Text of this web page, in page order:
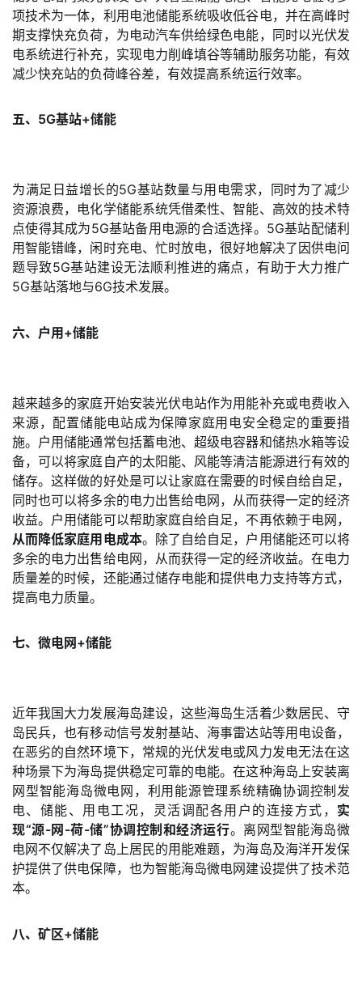
项技术为一体，利用电池储能系统吸收低谷电，并在高峰时
期支撑快充负荷，为电动汽车供给绿色电能，同时以光伏发
电系统进行补充，实现电力削峰填谷等辅助服务功能，有效
减少快充站的负荷峰谷差，有效提高系统运行效率。
五、5G基站+储能
为满足日益增长的5G基站数量与用电需求，同时为了减少
资源浪费，电化学储能系统凭借柔性、智能、高效的技术特
点使得其成为5G基站备用电源的合适选择。5G基站配储利
用智能错峰，闲时充电、忙时放电，很好地解决了因供电问
题导致5G基站建设无法顺利推进的痛点，有助于大力推广
5G基站落地与6G技术发展。
六、户用+储能
越来越多的家庭开始安装光伏电站作为用能补充或电费收入
来源，配置储能电站成为保障家庭用电安全稳定的重要措
施。户用储能通常包括蓄电池、超级电容器和储热水箱等设
备，可以将家庭自产的太阳能、风能等清洁能源进行有效的
储存。这样做的好处是可以让家庭在需要的时候自给自足，
同时也可以将多余的电力出售给电网，从而获得一定的经济
收益。户用储能可以帮助家庭自给自足，不再依赖于电网，
从而降低家庭用电成本。除了自给自足，户用储能还可以将
多余的电力出售给电网，从而获得一定的经济收益。在电力
质量差的时候，还能通过储存电能和提供电力支持等方式，
提高电力质量。
七、微电网+储能
近年我国大力发展海岛建设，这些海岛生活着少数居民、守
岛民兵，也有移动信号发射基站、海事雷达站等用电设备，
在恶劣的自然环境下，常规的光伏发电或风力发电无法在这
种场景下为海岛提供稳定可靠的电能。在这种海岛上安装离
网型智能海岛微电网，利用能源管理系统精确协调控制发
电、储能、用电工况，灵活调配各用户的连接方式， 实
现“源-网-荷-储”协调控制和经济运行。离网型智能海岛微
电网不仅解决了岛上居民的用能难题，为海岛及海洋开发保
护提供了供电保障，也为智能海岛微电网建设提供了技术范
本。
八、矿区+储能